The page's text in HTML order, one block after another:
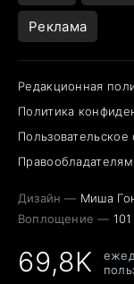
Реклама
Редакционная
Политика
Пользовательское
Правообладателям
Дизайн — Миша
Воплощение —
69,8K